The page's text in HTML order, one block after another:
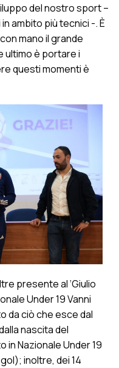
del nostro sport –
ambito più tecnici -. È
mano il grande
ultimo è portare i
questi momenti è
presente al ‘Giulio
Under 19 Vanni
da ciò che esce dal
nascita del
Nazionale Under 19
inoltre, dei 14